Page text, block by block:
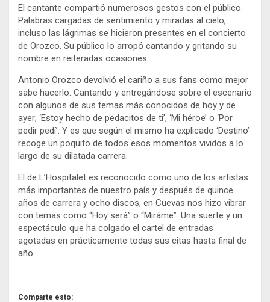
El cantante compartió numerosos gestos con el público.
Palabras cargadas de sentimiento y miradas al cielo,
incluso las lágrimas se hicieron presentes en el concierto
de Orozco. Su público lo arropó cantando y gritando su
nombre en reiteradas ocasiones.
Antonio Orozco devolvió el cariño a sus fans como mejor
sabe hacerlo. Cantando y entregándose sobre el escenario
con algunos de sus temas más conocidos de hoy y de
ayer; ‘Estoy hecho de pedacitos de ti’, ‘Mi héroe’ o ‘Por
pedir pedí’. Y es que según el mismo ha explicado ‘Destino’
recoge un poquito de todos esos momentos vividos a lo
largo de su dilatada carrera.
El de L’Hospitalet es reconocido como uno de los artistas
más importantes de nuestro país y después de quince
años de carrera y ocho discos, en Cuevas nos hizo vibrar
con temas como “Hoy será” o “Miráme”. Una suerte y un
espectáculo que ha colgado el cartel de entradas
agotadas en prácticamente todas sus citas hasta final de
año.
Comparte esto: